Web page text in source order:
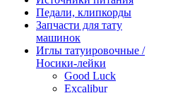
Педали, клипкорды
Запчасти для тату
машинок
Иглы татуировочные /
Носики-лейки
Good Luck
Excalibur